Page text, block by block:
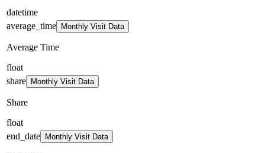
datetime
average_time
Monthly Visit Data
Average Time
float
share
Monthly Visit Data
Share
float
end_date
Monthly Visit Data